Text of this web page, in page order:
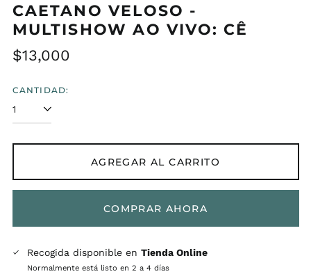
CAETANO VELOSO -
MULTISHOW AO VIVO: CÊ
Precio
$13,000
CANTIDAD:
AGREGAR AL CARRITO
COMPRAR AHORA
Recogida disponible en Tienda Online
Normalmente está listo en 2 a 4 días